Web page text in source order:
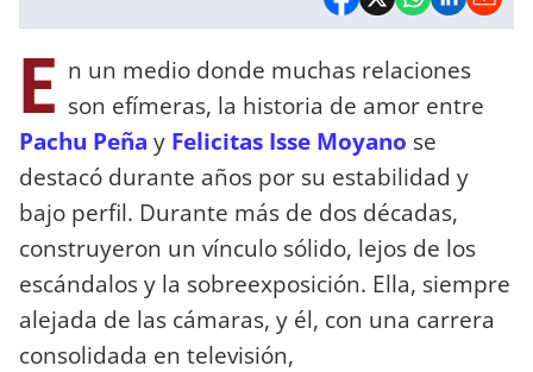
E n un medio donde muchas relaciones
son efímeras, la historia de amor entre
Pachu Peña y Felicitas Isse Moyano se
destacó durante años por su estabilidad y
bajo perfil. Durante más de dos décadas,
construyeron un vínculo sólido, lejos de los
escándalos y la sobreexposición. Ella, siempre
alejada de las cámaras, y él, con una carrera
consolidada en televisión,